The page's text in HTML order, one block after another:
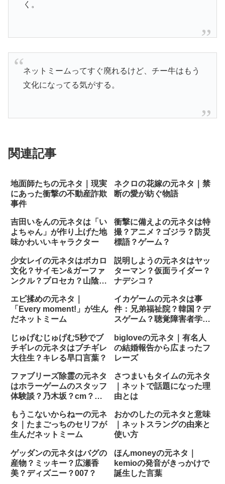
く。
ネットミームってすぐ廃れるけど、チー牛はもう
文化になってる気がする。
関連記事
地面師たちの元ネタ｜現実
にあった衝撃の不動産詐欺
事件
ネクロの花嫁の元ネタ｜禁
断の愛が紡ぐ物語
吉田いをんの元ネタは「い
よちゃん」が作り上げた地
味かわいいキャラクター
衝撃に備えよの元ネタは特
撮？アニメ？ゴジラ？防災
標語？ゲーム？
少女レイの元ネタはボカロ
文化？サイモン&ガーファ
ンクル？プロセカ？山陰街
説明しようの元ネタはヤッ
ターマン？仮面ライダー？
ナデシコ？
エビ揉めの元ネタ｜
「Every moment!」が生ん
だネットミーム
イカゲームの元ネタは事
件：兄弟福祉院？韓国？デ
スゲーム？聴覚障害者学
じゅげむじゅげむ5秒でブ
チギレの元ネタはブチギレ
大往生？キレる早口言葉？
bigloveの元ネタ｜有名人
の結婚報告から広まったフ
レーズ
ファブリーズ除霊の元ネタ
はホラーゲームのスタッフ
体験談？乃木坂？cm？チ
さつまいもタイムの元ネタ
｜ネットで話題になった理
由とは
もうこないからねーの元ネ
タ｜たまごっちのセリフが
生んだネットミーム
おかのしたの元ネタと意味
｜ネットスラングの由来と
使い方
ゲッダンの元ネタはバグの
産物？ミッキー？広瀬香
美？ディズニー？007？
ほんmoneyの元ネタ｜
kemioの発音がきっかけで
誕生した言葉